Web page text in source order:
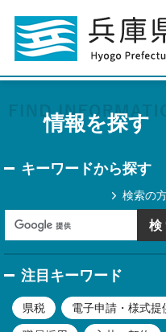
情報を探す
キーワードから探す
検索の
注目キーワード
県税 電子申請・様式提